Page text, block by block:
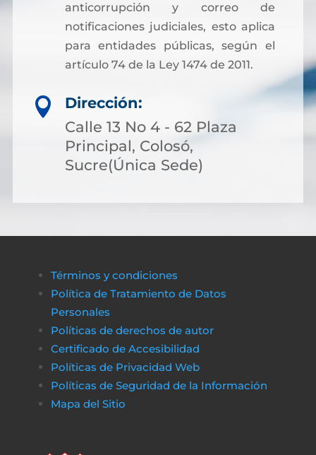
anticorrupción y correo de
notificaciones judiciales, esto aplica
para entidades públicas, según el
artículo 74 de la Ley 1474 de 2011.

Dirección:
Calle 13 No 4 - 62 Plaza
Principal, Colosó,
Sucre(Única Sede)
Términos y condiciones
Política de Tratamiento de Datos
Personales
Políticas de derechos de autor
Certificado de Accesibilidad
Políticas de Privacidad Web
Políticas de Seguridad de la Información
Mapa del Sitio